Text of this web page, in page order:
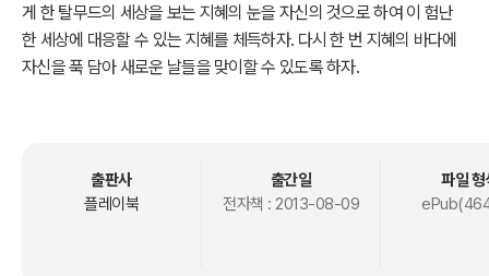
게 한 탈무드의 세상을 보는 지혜의 눈을 자신의 것으로 하여 이 험난
한 세상에 대응할 수 있는 지혜를 체득하자. 다시 한 번 지혜의 바다에
자신을 푹 담아 새로운 날들을 맞이할 수 있도록 하자.
없이 우리 정신의 피와 살이 될 것으로 생각된다.
출판사
플레이북
출간일
전자책 : 2013-08-09
파일 형